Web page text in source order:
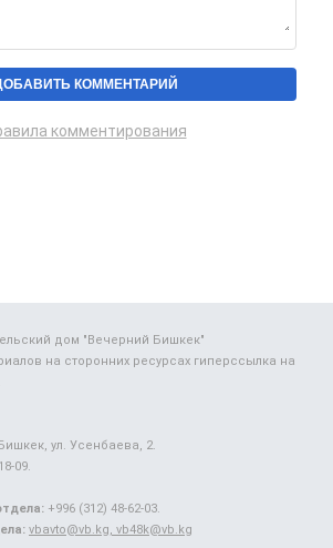
комментирования
дом "Вечерний Бишкек"
на сторонних ресурсах гиперссылка на
ул. Усенбаева, 2.
09.
+996 (312) 48-62-03.
vbavto@vb.kg, vb48k@vb.kg